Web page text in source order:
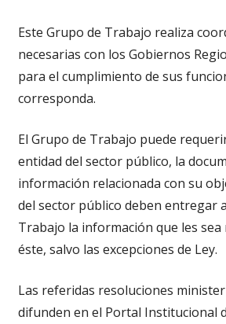
Este Grupo de Trabajo realiza
necesarias con los Gobiernos
para el cumplimiento de sus
corresponda.
El Grupo de Trabajo puede
entidad del sector público, la
información relacionada con su
del sector público deben entregar
Trabajo la información que les
éste, salvo las excepciones de Ley.
Las referidas resoluciones
difunden en el Portal Institucional